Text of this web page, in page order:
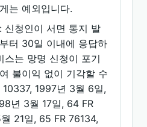
는 예외입니다.
신청인이 서면 통지 발
터 30일 이내에 응답하
스는 망명 신청이 포기
불이익 없이 기각할 수
1997년 3월 6일,
년 3월 17일, 64 FR
21일, 65 FR 76134,